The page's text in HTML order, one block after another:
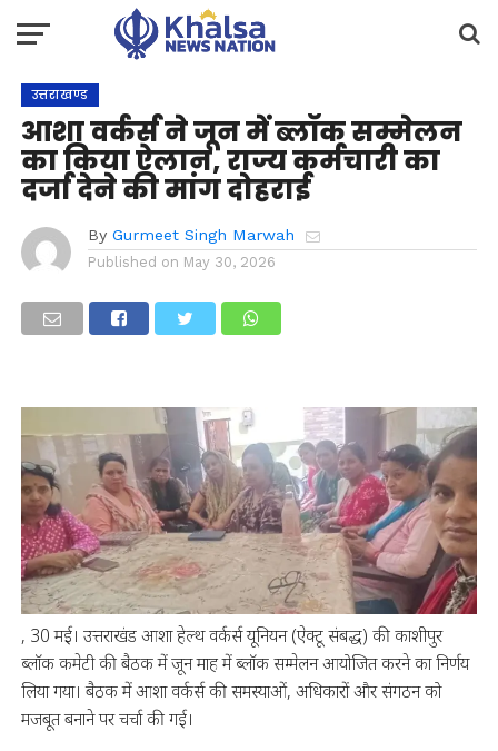
उत्तराखण्ड
आशा वर्कर्स ने जून में ब्लॉक सम्मेलन
का किया ऐलान, राज्य कर्मचारी का
दर्जा देने की मांग दोहराई
By Gurmeet Singh Marwah
Published on May 30, 2026
, 30 मई। उत्तराखंड आशा हेल्थ वर्कर्स यूनियन (ऐक्टू संबद्ध) की काशीपुर
ब्लॉक कमेटी की बैठक में जून माह में ब्लॉक सम्मेलन आयोजित करने का निर्णय
लिया गया। बैठक में आशा वर्कर्स की समस्याओं, अधिकारों और संगठन को
मजबूत बनाने पर चर्चा की गई।